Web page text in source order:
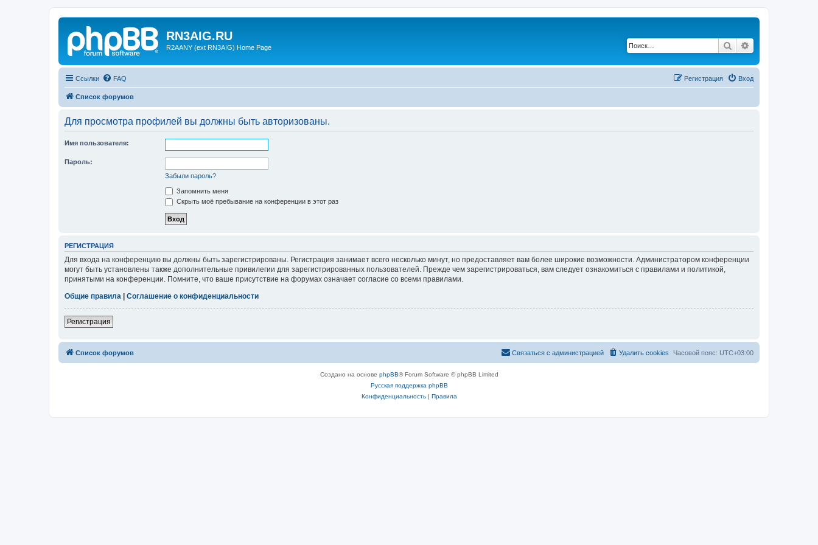
RN3AIG.RU
R2AANY (ext RN3AIG) Home Page Поиск
Ссылки FAQ Вход
Регистрация
Список форумов
Для просмотра профилей вы должны быть авторизованы.
Имя пользователя:
Пароль:
Забыли пароль?
Запомнить меня
Скрыть моё пребывание на конференции в этот раз
РЕГИСТРАЦИЯ
Для входа на конференцию вы должны быть зарегистрированы. Регистрация занимает всего несколько минут, но предоставляет вам более широкие возможности. Администратором конференции
могут быть установлены также дополнительные привилегии для зарегистрированных пользователей. Прежде чем зарегистрироваться, вам следует ознакомиться с правилами и политикой,
принятыми на конференции. Помните, что ваше присутствие на форумах означает согласие со всеми правилами.
Общие правила
Соглашение о конфиденциальности
Регистрация
Список форумов Часовой пояс: UTC+03:00
Удалить cookies
Связаться с администрацией
Создано на основе phpBB® Forum Software © phpBB Limited
Русская поддержка phpBB
Конфиденциальность| Правила